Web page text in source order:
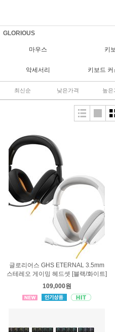
GLORIOUS
마우스 키
악세서리 키보드
최신순 낮은가격 높은
글로리어스 GHS ETERNAL 3.5mm
스테레오 게이밍 헤드셋 [블랙/화이트]
109,000원